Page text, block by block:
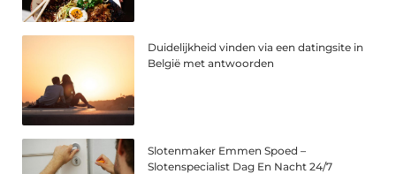
Duidelijkheid vinden via een datingsite in
België met antwoorden
Slotenmaker Emmen Spoed –
Slotenspecialist Dag En Nacht 24/7